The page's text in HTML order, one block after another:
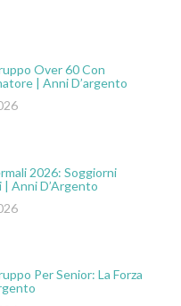
Over 60 Con
| Anni D’argento
2026: Soggiorni
| Anni D’Argento
Per Senior: La Forza